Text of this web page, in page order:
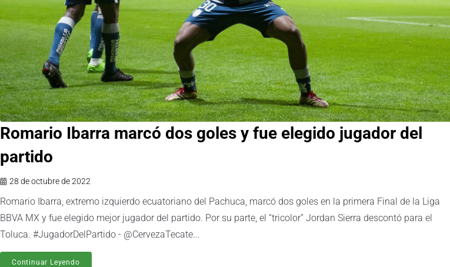
Romario Ibarra marcó dos goles y fue elegido jugador del
partido
28 de octubre de 2022
Romario Ibarra, extremo izquierdo ecuatoriano del Pachuca, marcó dos goles en la primera Final de la Liga
BBVA MX y fue elegido mejor jugador del partido. Por su parte, el “tricolor” Jordan Sierra descontó para el
Toluca. #JugadorDelPartido - @CervezaTecate...
Continuar Leyendo